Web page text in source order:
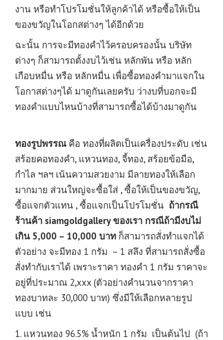
งาน หรือทำโปรโมชั่นให้ลูกค้าได้ หรือซื้อให้เป็น
ของขวัญในโอกสต่างๆ ได้อีกด้วย
ฉะนั้น การจะมีทองคำไว้ครอบครองนั้น บริษัท
ต่างๆ ก็สามารถตั้งงบไว้เช่น หลักพัน หรือ หลัก
เกือบหมื่น หรือ หลักหมื่น เพื่อซื้อทองคำมาแจกใน
โอกาสต่างๆได้ มาดูกันเลยครับ ว่างบที่บอกจะมี
ทองคำแบบไหนบ้างที่สามารถซื้อได้บ้างมาดูกัน
ทองรูปพรรณคือ ทองที่ผลิตเป็นเครื่องประดับ เช่น
สร้อยคอทองคำ, แหวนทอง, จี้ทอง, สร้อยข้อมือ,
กำไล ฯลฯ เน้นความสวยงาม มีลายทองให้เลือก
มากมาย ส่วนใหญ่จะซื้อใส่ , ซื้อให้เป็นของขวัญ,
ซื้อแจกตัวแทน , ซื้อแจกเป็นโปรโมชั่น ถ้ากรณี
ร้านค้า siamgoldgallery ของเรา กรณีถ้ามีงบไม่
เกิน 5,000 – 10,000 บาท ก็สามารถสั่งทำแจกได้
ตัวอย่าง จะมีทอง 1 กรัม – 1 สลึง ที่สามารถสั่งซื้อ
สั่งทำกับเราได้ เพราะราคา ทองคำ 1 กรัม ราคาจะ
อยู่ที่ประมาณ 2,xxx (ตัวอย่างคำนวนจากราคา
ทองบาทละ 30,000 บาท) ซึ่งมีให้เลือกหลายรูป
แบบ เช่น
1. แหวนทอง 96.5% น้ำหนัก 1 กรัม เป็นต้นไป (ถ้า